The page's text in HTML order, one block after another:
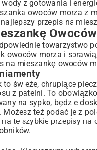
z gotowania i
owoców morza z
przepis na
towarzystwo
owoców morza i
na mieszankę owoców
świeże, chrupiące
z patelni. To
na sypko, będzie
też podać je z
na te szybkie przepisy na